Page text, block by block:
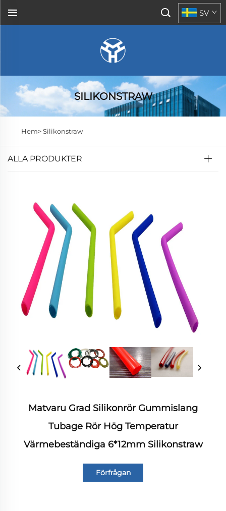
SV
SILIKONSTRAW
Hem>Silikonstraw
ALLA PRODUKTER
Matvaru Grad Silikonrör Gummislang
Tubage Rör Hög Temperatur
Värmebeständiga 6*12mm Silikonstraw
Förfrågan